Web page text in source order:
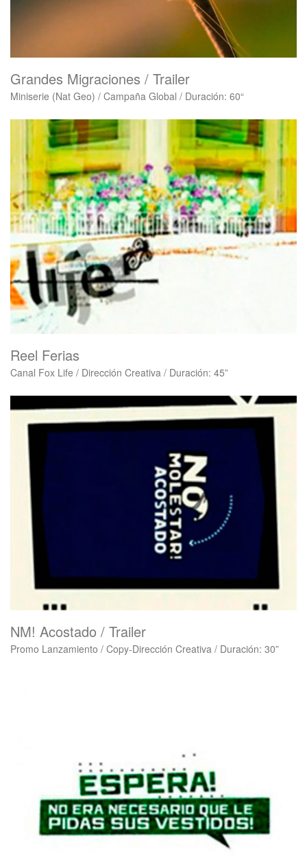
Grandes Migraciones / Trailer
Miniserie (Nat Geo) / Campaña Global / Duración: 60“
Reel Ferias
Canal Fox Life / Dirección Creativa / Duración: 45”
NM! Acostado / Trailer
Promo Lanzamiento / Copy-Dirección Creativa / Duración: 30”